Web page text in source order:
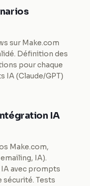
sur Make.com
Définition des
pour chaque
IA (Claude/GPT)
IA
Make.com,
IA).
avec prompts
sécurité. Tests